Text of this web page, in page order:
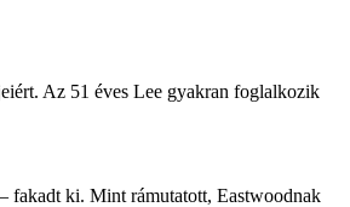
Az 51 éves Lee gyakran foglalkozik
fakadt ki. Mint rámutatott, Eastwoodnak